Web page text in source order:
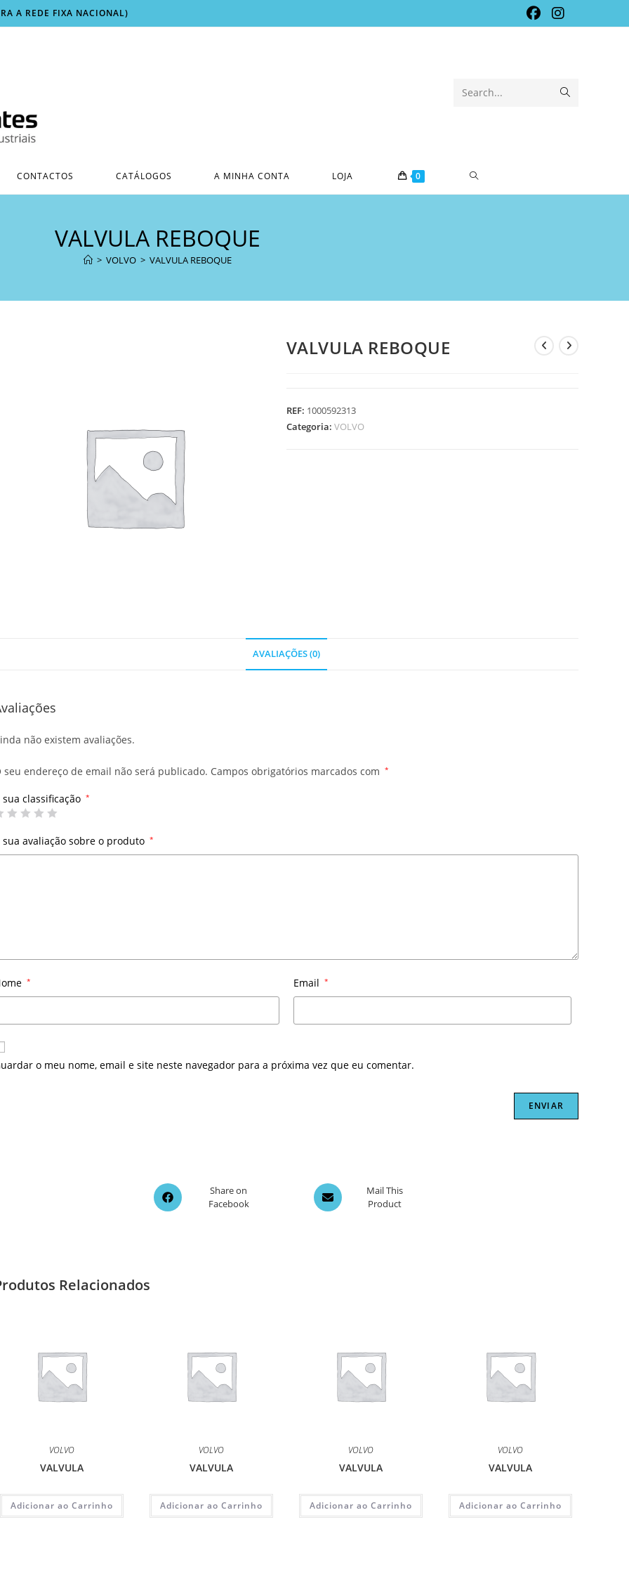
A REDE FIXA NACIONAL)
Search...
CONTACTOS CATÁLOGOS A MINHA CONTA LOJA 0 TOGGLE
VALVULA REBOQUE
> VOLVO > VALVULA REBOQUE
VALVULA REBOQUE
REF: 1000592313
Categoria: VOLVO
AVALIAÇÕES (0)
não existem avaliações.
seu endereço de email não será publicado. Campos obrigatórios marcados com *
sua classificação *
sua avaliação sobre o produto *
* Email *
o meu nome, email e site neste navegador para a próxima vez que eu comentar.
Opens
in
Share on
Facebook
Opens
in
Mail This
Product
Relacionados
VOLVO
VALVULA
Adicionar ao Carrinho
VOLVO
VALVULA
Adicionar ao Carrinho
VOLVO
VALVULA
Adicionar ao Carrinho
VOLVO
VALVULA
Adicionar ao Carrinho